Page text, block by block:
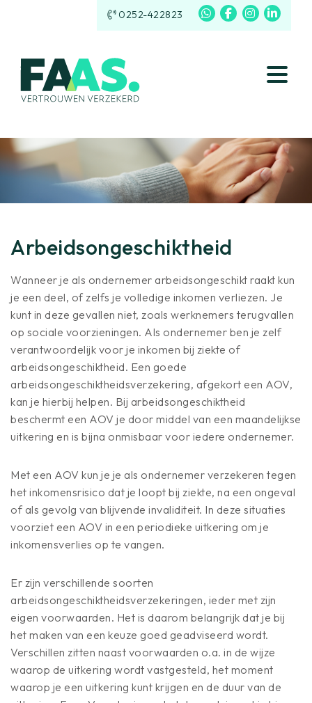
0252-422823
Arbeidsongeschiktheid
Wanneer je als ondernemer arbeidsongeschikt raakt kun
je een deel, of zelfs je volledige inkomen verliezen. Je
kunt in deze gevallen niet, zoals werknemers terugvallen
op sociale voorzieningen. Als ondernemer ben je zelf
verantwoordelijk voor je inkomen bij ziekte of
arbeidsongeschiktheid. Een goede
arbeidsongeschiktheidsverzekering, afgekort een AOV,
kan je hierbij helpen. Bij arbeidsongeschiktheid
beschermt een AOV je door middel van een maandelijkse
uitkering en is bijna onmisbaar voor iedere ondernemer.
Met een AOV kun je je als ondernemer verzekeren tegen
het inkomensrisico dat je loopt bij ziekte, na een ongeval
of als gevolg van blijvende invaliditeit. In deze situaties
voorziet een AOV in een periodieke uitkering om je
inkomensverlies op te vangen.
Er zijn verschillende soorten
arbeidsongeschiktheidsverzekeringen, ieder met zijn
eigen voorwaarden. Het is daarom belangrijk dat je bij
het maken van een keuze goed geadviseerd wordt.
Verschillen zitten naast voorwaarden o.a. in de wijze
waarop de uitkering wordt vastgesteld, het moment
waarop je een uitkering kunt krijgen en de duur van de